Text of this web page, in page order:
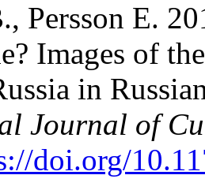
Persson E.
Images of
in
Journal of
doi.org/